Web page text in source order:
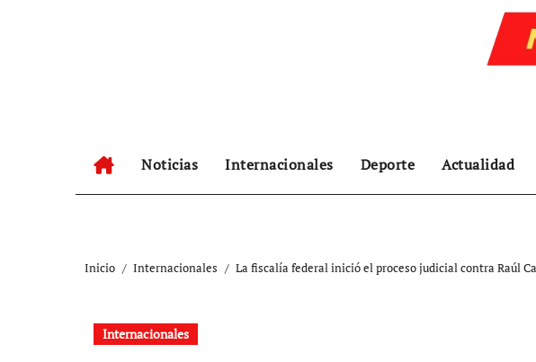
Noticias Internacionales Deporte Actualidad
Inicio Internacionales La fiscalía federal inició el proceso judicial contra Raúl
Internacionales